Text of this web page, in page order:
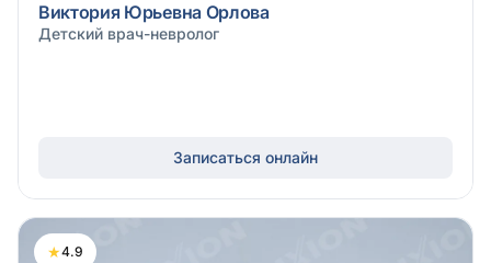
Виктория Юрьевна Орлова
Детский врач-невролог
Записаться онлайн
★4.9